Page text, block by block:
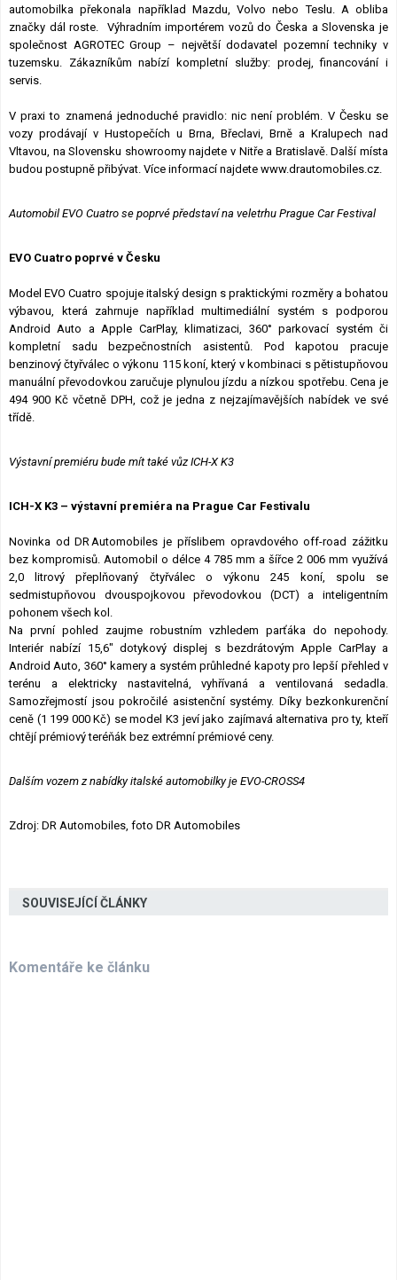
automobilka překonala například Mazdu, Volvo nebo Teslu. A obliba
značky dál roste. Výhradním importérem vozů do Česka a Slovenska je
společnost AGROTEC Group – největší dodavatel pozemní techniky v
tuzemsku. Zákazníkům nabízí kompletní služby: prodej, financování i
servis.
V praxi to znamená jednoduché pravidlo: nic není problém. V Česku se
vozy prodávají v Hustopečích u Brna, Břeclavi, Brně a Kralupech nad
Vltavou, na Slovensku showroomy najdete v Nitře a Bratislavě. Další místa
budou postupně přibývat. Více informací najdete www.drautomobiles.cz.
Automobil EVO Cuatro se poprvé představí na veletrhu Prague Car Festival
EVO Cuatro poprvé v Česku
Model EVO Cuatro spojuje italský design s praktickými rozměry a bohatou
výbavou, která zahrnuje například multimediální systém s podporou
Android Auto a Apple CarPlay, klimatizaci, 360° parkovací systém či
kompletní sadu bezpečnostních asistentů. Pod kapotou pracuje
benzinový čtyřválec o výkonu 115 koní, který v kombinaci s pětistupňovou
manuální převodovkou zaručuje plynulou jízdu a nízkou spotřebu. Cena je
494 900 Kč včetně DPH, což je jedna z nejzajímavějších nabídek ve své
třídě.
Výstavní premiéru bude mít také vůz ICH-X K3
ICH-X K3 – výstavní premiéra na Prague Car Festivalu
Novinka od DR Automobiles je příslibem opravdového off-road zážitku
bez kompromisů. Automobil o délce 4 785 mm a šířce 2 006 mm využívá
2,0 litrový přeplňovaný čtyřválec o výkonu 245 koní, spolu se
sedmistupňovou dvouspojkovou převodovkou (DCT) a inteligentním
pohonem všech kol.
Na první pohled zaujme robustním vzhledem parťáka do nepohody.
Interiér nabízí 15,6" dotykový displej s bezdrátovým Apple CarPlay a
Android Auto, 360° kamery a systém průhledné kapoty pro lepší přehled v
terénu a elektricky nastavitelná, vyhřívaná a ventilovaná sedadla.
Samozřejmostí jsou pokročilé asistenční systémy. Díky bezkonkurenční
ceně (1 199 000 Kč) se model K3 jeví jako zajímavá alternativa pro ty, kteří
chtějí prémiový teréňák bez extrémní prémiové ceny.
Dalším vozem z nabídky italské automobilky je EVO-CROSS4
Zdroj: DR Automobiles, foto DR Automobiles
SOUVISEJÍCÍ ČLÁNKY
Komentáře ke článku